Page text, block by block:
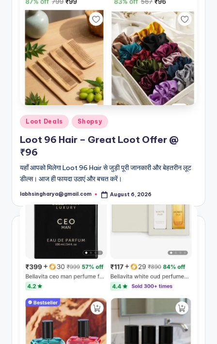
Posted
in
Loot Deals Shopsy
Loot 96 Hair – Great Loot Offer @
₹96
यहाँ आपको मिलेगा Loot 96 Hair से जुड़ी पूरी जानकारी और बेहतरीन लूट
डील्स। आज ही फायदा उठाएं और बचत करें।
Posted
labhsingharya@gmail.com August 6, 2026